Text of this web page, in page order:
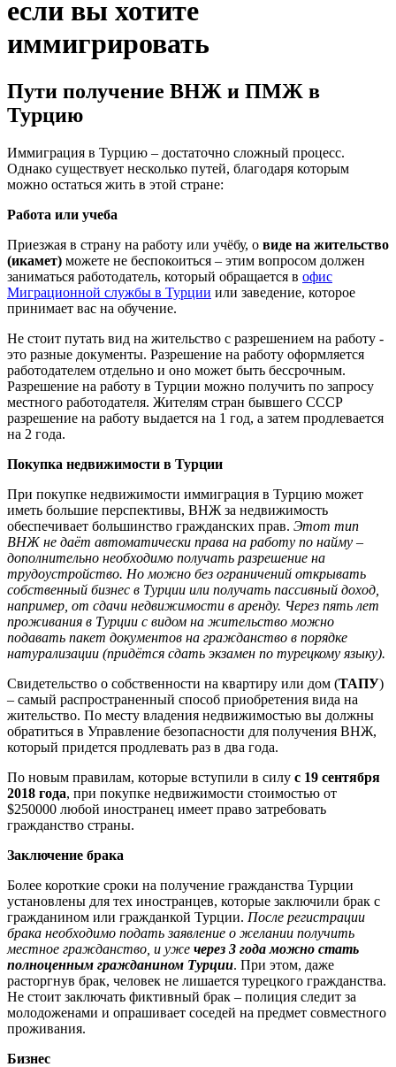
если вы хотите
иммигрировать
Пути получение ВНЖ и ПМЖ в
Турцию
Иммиграция в Турцию – достаточно сложный процесс.
Однако существует несколько путей, благодаря которым
можно остаться жить в этой стране:
Работа или учеба
Приезжая в страну на работу или учёбу, о виде на жительство
(икамет) можете не беспокоиться – этим вопросом должен
заниматься работодатель, который обращается в офис
Миграционной службы в Турции или заведение, которое
принимает вас на обучение.
Не стоит путать вид на жительство с разрешением на работу -
это разные документы. Разрешение на работу оформляется
работодателем отдельно и оно может быть бессрочным.
Разрешение на работу в Турции можно получить по запросу
местного работодателя. Жителям стран бывшего СССР
разрешение на работу выдается на 1 год, а затем продлевается
на 2 года.
Покупка недвижимости в Турции
При покупке недвижимости иммиграция в Турцию может
иметь большие перспективы, ВНЖ за недвижимость
обеспечивает большинство гражданских прав. Этот тип
ВНЖ не даёт автоматически права на работу по найму –
дополнительно необходимо получать разрешение на
трудоустройство. Но можно без ограничений открывать
собственный бизнес в Турции или получать пассивный доход,
например, от сдачи недвижимости в аренду. Через пять лет
проживания в Турции с видом на жительство можно
подавать пакет документов на гражданство в порядке
натурализации (придётся сдать экзамен по турецкому языку).
Свидетельство о собственности на квартиру или дом (ТАПУ)
– самый распространенный способ приобретения вида на
жительство. По месту владения недвижимостью вы должны
обратиться в Управление безопасности для получения ВНЖ,
который придется продлевать раз в два года.
По новым правилам, которые вступили в силу с 19 сентября
2018 года, при покупке недвижимости стоимостью от
$250000 любой иностранец имеет право затребовать
гражданство страны.
Заключение брака
Более короткие сроки на получение гражданства Турции
установлены для тех иностранцев, которые заключили брак с
гражданином или гражданкой Турции. После регистрации
брака необходимо подать заявление о желании получить
местное гражданство, и уже через 3 года можно стать
полноценным гражданином Турции. При этом, даже
расторгнув брак, человек не лишается турецкого гражданства.
Не стоит заключать фиктивный брак – полиция следит за
молодоженами и опрашивает соседей на предмет совместного
проживания.
Бизнес